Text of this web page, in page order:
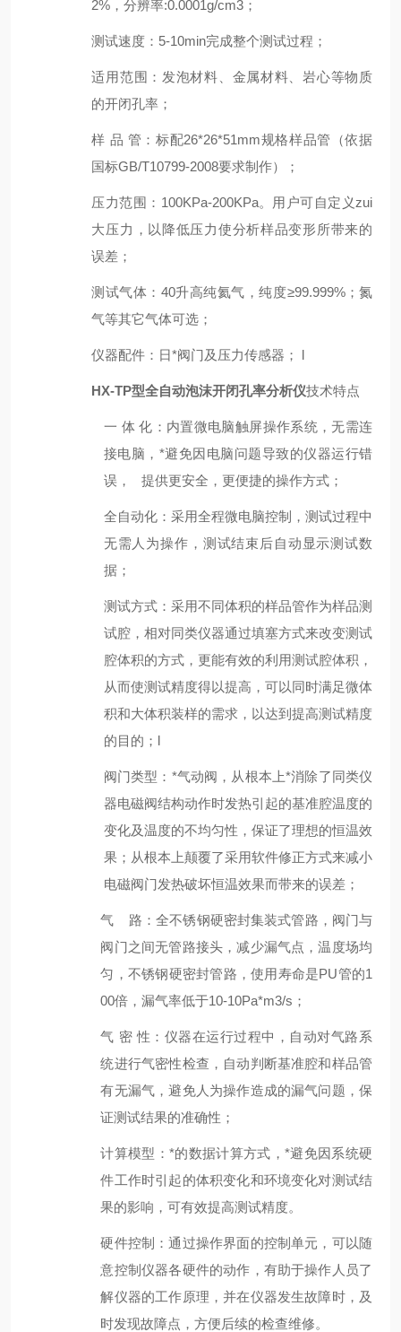
2%，分辨率:0.0001g/cm3；
测试速度 ： 5-10min完成整个测试过程；
适用范围：发泡材料、金属材料 、岩心等物质
的开闭孔率；
样 品 管 ：标配26*26*51mm规格样品管（依据
国标GB/T10799-2008要求制作）
；
压力范围 ： 100KPa-200KPa。用户可自定义zui
大压力，以降低压力使分析样品变形所带来的
误差；
测试气体 ： 40升高纯氦气，纯度≥99.999%；氮
气等其它气体可选；
仪器配件 ： 日*阀门及压力传感器； l
HX-TP型全自动泡沫开闭孔率分析仪技术特点
一 体 化：内置微电脑触屏操作系统，无需连
接电脑，*避免因电脑问题导致的仪器运行错
误，
提供更安全，更便捷的操作方式；
全自动化：采用全程微电脑控制，测试过程中
无需人为操作，测试结束后自动显示测试数
据；
测试方式： 采用不同体积的样品管作为样品测
试腔，相对同类仪器通过填塞方式来改变测试
腔体积的方式， 更能有效的利用测试腔体积 ，
从而使测试精度得以提高，可以同时满足微体
积和大体积装样的需求，以达到提高测试精度
的目的；l
阀门类型 ：*气动阀，从根本上*消除了同类仪
器电磁阀结构动作时发热引起的基准腔温度的
变化及温度的不均匀性，保证了理想的恒温效
果；从根本上颠覆了采用软件修正方式来减小
电磁阀门发热破坏恒温效果而带来的误差；
气 路：全不锈钢硬密封集装式管路 ，阀门与
阀门之间无管路接头，减少漏气点，温度场均
匀 ，不锈钢硬密封管路，使用寿命是PU管的1
00倍，漏气率低于10-10Pa*m3/s ；
气 密 性 ：仪器在运行过程中，自动对气路系
统进行气密性检查，自动判断基准腔和样品管
有无漏气，避免人为操作造成的漏气问题，保
证测试结果的准确性 ；
计算模型：*的数据计算方式，*避免因系统硬
件工作时引起的体积变化和环境变化对测试结
果的影响，可有效提高测试精度。
硬件控制：通过操作界面的控制单元，可以随
意控制仪器各硬件的动作，有助于操作人员了
解仪器的工作原理，并在仪器发生故障时，及
时发现故障点，方便后续的检查维修。